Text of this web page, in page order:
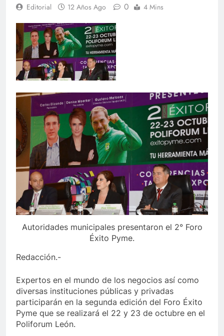
Editorial 12 Años Ago 0 4 Mins
Autoridades municipales presentaron el 2° Foro
Éxito Pyme.
Redacción.-
Expertos en el mundo de los negocios así como
diversas instituciones públicas y privadas
participarán en la segunda edición del Foro Éxito
Pyme que se realizará el 22 y 23 de octubre en el
Poliforum León.